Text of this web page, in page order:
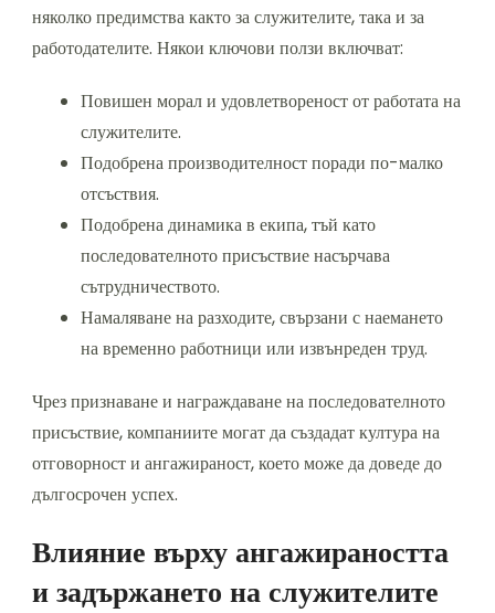
няколко предимства както за служителите, така и за
работодателите. Някои ключови ползи включват:
Повишен морал и удовлетвореност от работата на
служителите.
Подобрена производителност поради по-малко
отсъствия.
Подобрена динамика в екипа, тъй като
последователното присъствие насърчава
сътрудничеството.
Намаляване на разходите, свързани с наемането
на временно работници или извънреден труд.
Чрез признаване и награждаване на последователното
присъствие, компаниите могат да създадат култура на
отговорност и ангажираност, което може да доведе до
дългосрочен успех.
Влияние върху ангажираността
и задържането на служителите